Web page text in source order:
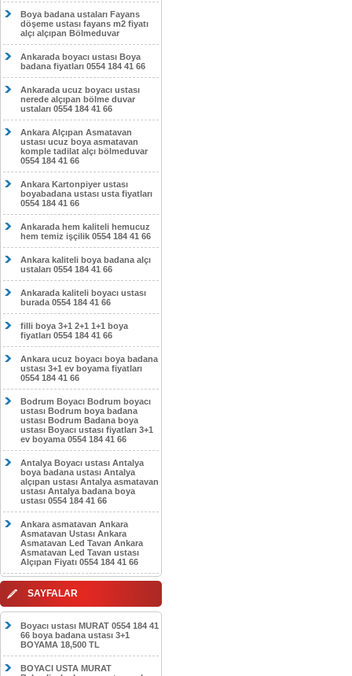
Boya badana ustaları Fayans
döşeme ustası fayans m2 fiyatı
alçı alçıpan Bölmeduvar
Ankarada boyacı ustası Boya
badana fiyatları 0554 184 41 66
Ankarada ucuz boyacı ustası
nerede alçıpan bölme duvar
ustaları 0554 184 41 66
Ankara Alçıpan Asmatavan
ustası ucuz boya asmatavan
komple tadilat alçı bölmeduvar
0554 184 41 66
Ankara Kartonpiyer ustası
boyabadana ustası usta fiyatları
0554 184 41 66
Ankarada hem kaliteli hemucuz
hem temiz işçilik 0554 184 41 66
Ankara kaliteli boya badana alçı
ustaları 0554 184 41 66
Ankarada kaliteli boyacı ustası
burada 0554 184 41 66
filli boya 3+1 2+1 1+1 boya
fiyatları 0554 184 41 66
Ankara ucuz boyacı boya badana
ustası 3+1 ev boyama fiyatları
0554 184 41 66
Bodrum Boyacı Bodrum boyacı
ustası Bodrum boya badana
ustası Bodrum Badana boya
ustası Boyacı ustası fiyatları 3+1
ev boyama 0554 184 41 66
Antalya Boyacı ustası Antalya
boya badana ustası Antalya
alçıpan ustası Antalya asmatavan
ustası Antalya badana boya
ustası 0554 184 41 66
Ankara asmatavan Ankara
Asmatavan Ustası Ankara
Asmatavan Led Tavan Ankara
Asmatavan Led Tavan ustası
Alçıpan Fiyatı 0554 184 41 66
SAYFALAR
Boyacı ustası MURAT 0554 184 41
66 boya badana ustası 3+1
BOYAMA 18,500 TL
BOYACI USTA MURAT